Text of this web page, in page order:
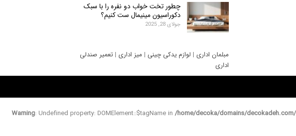
چطور تخت خواب دو نفره را با سبک
دکوراسیون مینیمال ست کنیم؟
جولای 28, 2025
مبلمان اداری | لوازم یدکی چینی | میز اداری | تعمیر صندلی
اداری
Warning: Undefined property: DOMElement::$tagName in /home/decoka/domains/